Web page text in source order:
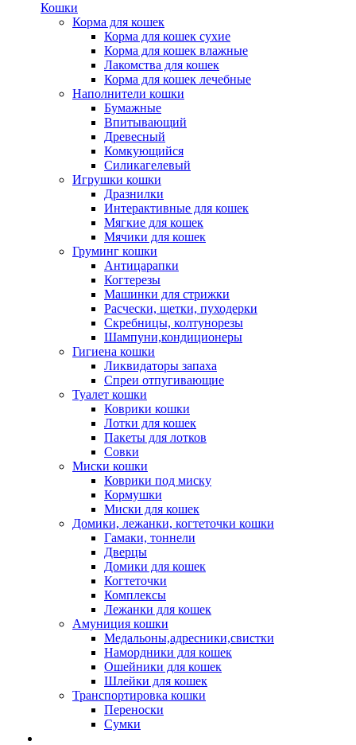
Кошки
Корма для кошек
Корма для кошек сухие
Корма для кошек влажные
Лакомства для кошек
Корма для кошек лечебные
Наполнители кошки
Бумажные
Впитывающий
Древесный
Комкующийся
Силикагелевый
Игрушки кошки
Дразнилки
Интерактивные для кошек
Мягкие для кошек
Мячики для кошек
Груминг кошки
Антицарапки
Когтерезы
Машинки для стрижки
Расчески, щетки, пуходерки
Скребницы, колтунорезы
Шампуни,кондиционеры
Гигиена кошки
Ликвидаторы запаха
Спреи отпугивающие
Туалет кошки
Коврики кошки
Лотки для кошек
Пакеты для лотков
Совки
Миски кошки
Коврики под миску
Кормушки
Миски для кошек
Домики, лежанки, когтеточки кошки
Гамаки, тоннели
Дверцы
Домики для кошек
Когтеточки
Комплексы
Лежанки для кошек
Амуниция кошки
Медальоны,адресники,свистки
Намордники для кошек
Ошейники для кошек
Шлейки для кошек
Транспортировка кошки
Переноски
Сумки